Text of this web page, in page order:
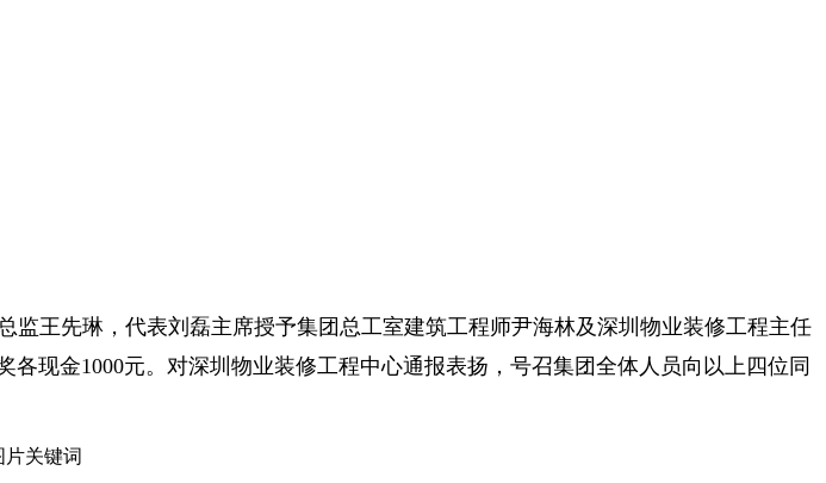
监王先琳，代表刘磊主席授予集团总工室建筑工程师尹海林及深圳物业装修工程主任
现金1000元。对深圳物业装修工程中心通报表扬，号召集团全体人员向以上四位同